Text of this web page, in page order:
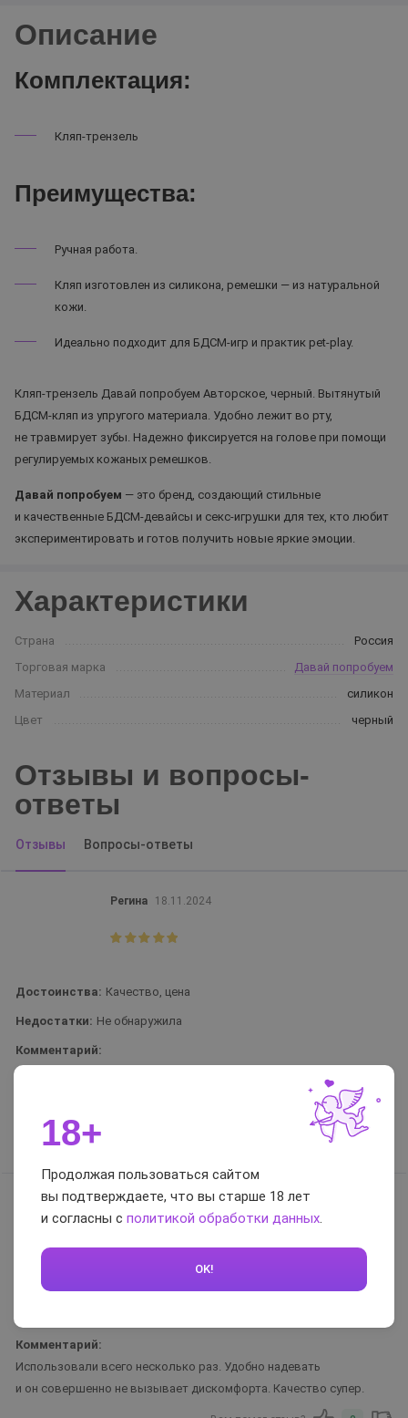
Описание
Комплектация:
Кляп-трензель
Преимущества:
Ручная работа.
Кляп изготовлен из силикона, ремешки — из натуральной
кожи.
Идеально подходит для БДСМ-игр и практик pet-play.
Кляп-трензель Давай попробуем Авторское, черный. Вытянутый
БДСМ-кляп из упругого материала. Удобно лежит во рту,
не травмирует зубы. Надежно фиксируется на голове при помощи
регулируемых кожаных ремешков.
Давай попробуем — это бренд, создающий стильные
и качественные БДСМ-девайсы и секс-игрушки для тех, кто любит
экспериментировать и готов получить новые яркие эмоции.
Характеристики
Страна
Россия
Торговая марка
Давай попробуем
Материал
силикон
Цвет
черный
Отзывы и вопросы-
ответы
Отзывы Вопросы-ответы
Регина 18.11.2024
Достоинства: Качество, цена
Недостатки: Не обнаружила
Комментарий:
Интересная форма, намного удобнее чем классическая,
с шариком. Качество хорошее, силикон без запаха, а застежку
Ирина 16.01.2024
Достоинства:
Комментарий:
Использовали всего несколько раз. Удобно надевать
и он совершенно не вызывает дискомфорта. Качество супер.
18+
Продолжая пользоваться сайтом
вы подтверждаете, что вы старше 18 лет
и согласны с политикой обработки данных
OK!